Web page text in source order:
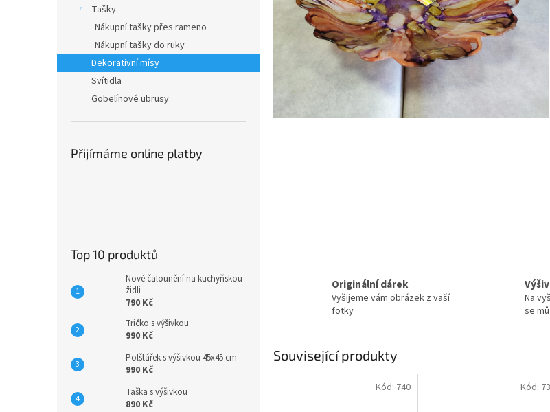
l
Tašky
Nákupní tašky přes rameno
Nákupní tašky do ruky
Dekorativní mísy
Svítidla
Gobelínové ubrusy
Přijímáme online platby
Top 10 produktů
Nové čalounění na kuchyňskou
židli
790 Kč
Tričko s výšivkou
990 Kč
Polštářek s výšivkou 45x45 cm
990 Kč
Taška s výšivkou
890 Kč
Originální dárek
Vyšijeme vám obrázek z vaší
fotky
Na
se
Související produkty
Kód: 740 Kód: